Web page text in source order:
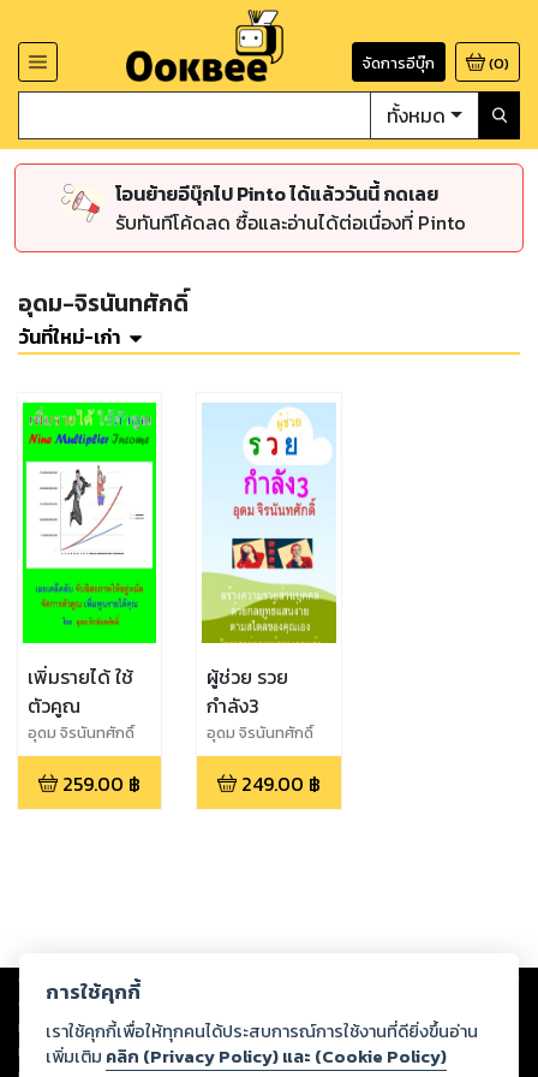
จัดการอีบุ๊ก (0)
ทั้งหมด
โอนย้ายอีบุ๊กไป Pinto ได้แล้ววันนี้ กดเลย
รับทันทีโค้ดลด ซื้อและอ่านได้ต่อเนื่องที่ Pinto
อุดม-จิรนันทศักดิ์
วันที่ใหม่-เก่า
เพิ่มรายได้ ใช้
ตัวคูณ
อุดม จิรนันทศักดิ์
259.00 ฿
ผู้ช่วย รวย
กำลัง3
อุดม จิรนันทศักดิ์
249.00 ฿
Copyright © 2026
ต่อผลงานหรือเนื้อหาใดที่อัปโหลดผ่านเว็บไซต์และปรากฏว่าละเมิดสิทธิใน
ทรัพย์สินทางปัญญาของบุคคลอื่นหรือขัดต่อกฎหมายและศีลธรรม ดังนั้น ผู้อ่าน
ทุกท่านโปรดใช้วิจารณญาณในการกลั่นกรองด้วยตนเอง และหากท่านพบว่าส่วน
การใช้คุกกี้
เราใช้คุกกี้เพื่อให้ทุกคนได้ประสบการณ์การใช้งานที่ดียิ่งขึ้นอ่าน
เพิ่มเติม คลิก (Privacy Policy) และ (Cookie Policy)